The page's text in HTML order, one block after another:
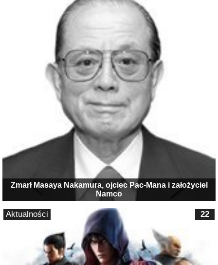
Zmarł Masaya Nakamura, ojciec Pac-Mana i założyciel
Namco
22
Aktualności